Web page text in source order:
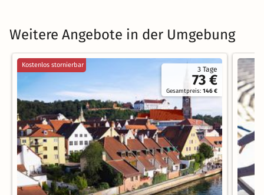
Weitere Angebote in der Umgebung
3 Tage
73 €
Gesamtpreis:146 €
Kostenlos stornierbar